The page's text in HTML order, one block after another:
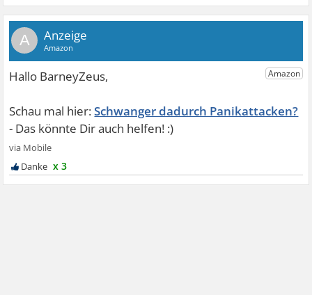
A
Schwanger dadurch Panikattacken?
x 3